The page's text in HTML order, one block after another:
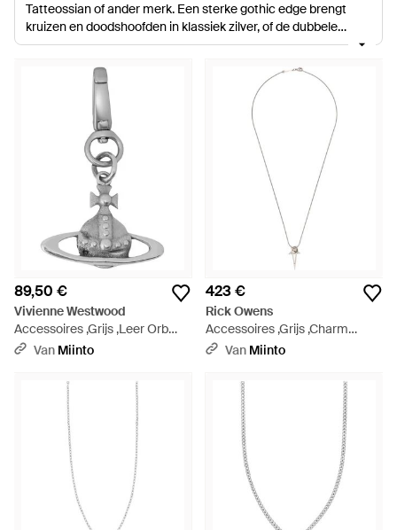
Tatteossian of ander merk. Een sterke gothic edge brengt
kruizen en doodshoofden in klassiek zilver, of de dubbele
kruizen in ultramodern neon van DSquared².
doodshoofden en fleur-de-lismotieven, terwijl hangers
opgefraaid worden met veren, kogels, oude sleutels en
slagtanden. Gebruik jouw ketting om je zakelijke of
weekendoutfit naar een hoger niveau te tillen.
89,50 €
Vivienne Westwood
Accessoires ,Grijs ,Leer Orb
Charm Sleutelhanger - Wit
Van Miinto
423 €
Rick Owens
Accessoires ,Grijs ,Charm
Palladio Pentagram Sieraden -
Van Miinto